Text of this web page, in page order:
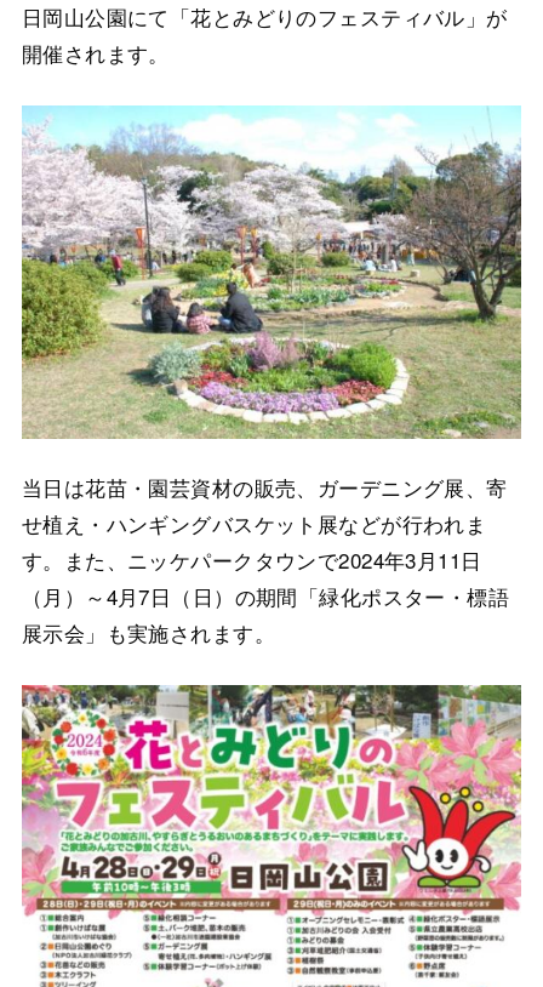
日岡山公園にて「花とみどりのフェスティバル」が
開催されます。
当日は花苗・園芸資材の販売、ガーデニング展、寄
せ植え・ハンギングバスケット展などが行われま
す。また、ニッケパークタウンで2024年3月11日
（月）～4月7日（日）の期間「緑化ポスター・標語
展示会」も実施されます。